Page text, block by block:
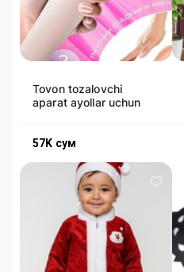
Tovon tozalovchi
aparat ayollar uchun
57K сум